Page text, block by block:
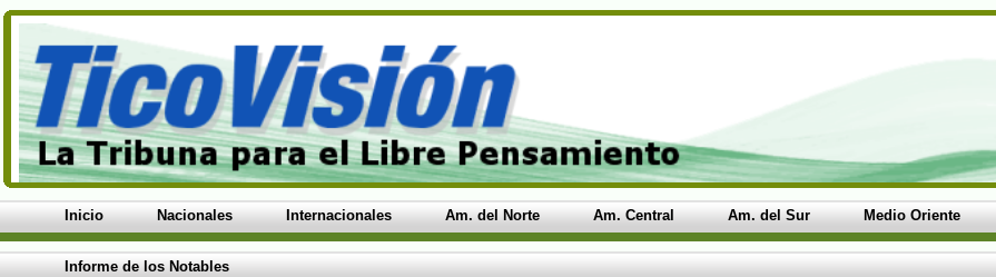
Inicio Nacionales Internacionales Am. del Norte Am. Central Am. del Sur Medio Oriente
Informe de los Notables